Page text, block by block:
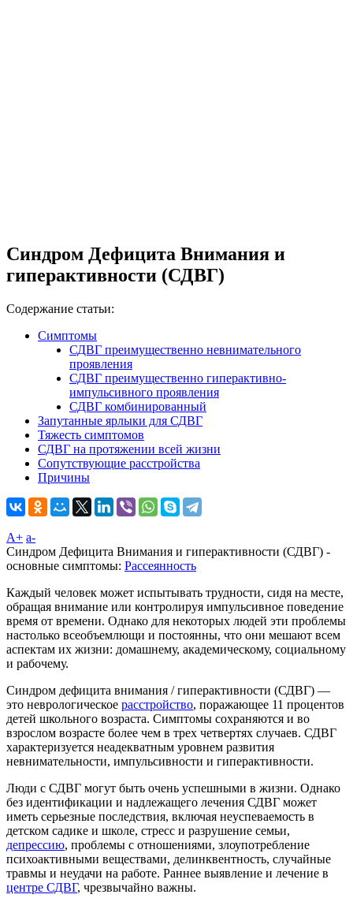
Синдром Дефицита Внимания и
гиперактивности (СДВГ)
Содержание статьи:
Симптомы
СДВГ преимущественно невнимательного
проявления
СДВГ преимущественно гиперактивно-
импульсивного проявления
СДВГ комбинированный
Запутанные ярлыки для СДВГ
Тяжесть симптомов
СДВГ на протяжении всей жизни
Сопутствующие расстройства
Причины
A+ а-
Синдром Дефицита Внимания и гиперактивности (СДВГ) -
основные симптомы: Рассеянность
Каждый человек может испытывать трудности, сидя на месте,
обращая внимание или контролируя импульсивное поведение
время от времени. Однако для некоторых людей эти проблемы
настолько всеобъемлющи и постоянны, что они мешают всем
аспектам их жизни: домашнему, академическому, социальному
и рабочему.
Синдром дефицита внимания / гиперактивности (СДВГ) —
это неврологическое расстройство, поражающее 11 процентов
детей школьного возраста. Симптомы сохраняются и во
взрослом возрасте более чем в трех четвертях случаев. СДВГ
характеризуется неадекватным уровнем развития
невнимательности, импульсивности и гиперактивности.
Люди с СДВГ могут быть очень успешными в жизни. Однако
без идентификации и надлежащего лечения СДВГ может
иметь серьезные последствия, включая неуспеваемость в
детском садике и школе, стресс и разрушение семьи,
депрессию, проблемы с отношениями, злоупотребление
психоактивными веществами, делинквентность, случайные
травмы и неудачи на работе. Раннее выявление и лечение в
центре СДВГ, чрезвычайно важны.